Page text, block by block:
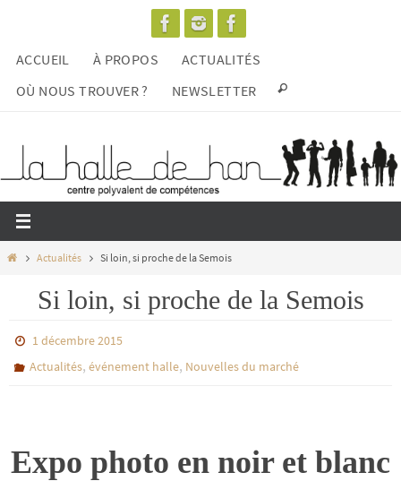
contenu
ACCUEIL À PROPOS
ACTUALITÉS
OÙ NOUS TROUVER ?
NEWSLETTER
HomeActualités Si loin, si proche de la Semois
Si loin, si proche de la Semois
1 décembre 2015
Actualités,événement halle, Nouvelles du marché
Expo photo en noir et blanc